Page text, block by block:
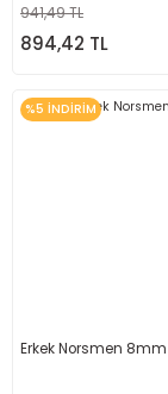
941,49 TL
894,42 TL
%5 İNDİRİM
Erkek Norsmen 8mm